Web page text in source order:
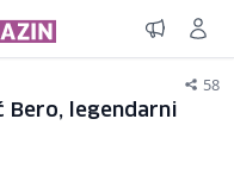
58
Bero, legendarni